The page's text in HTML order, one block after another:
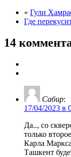
« Гули
Где
14
Сабир:
17/04/2023 в
Да.., со
только
Карла
Ташкент